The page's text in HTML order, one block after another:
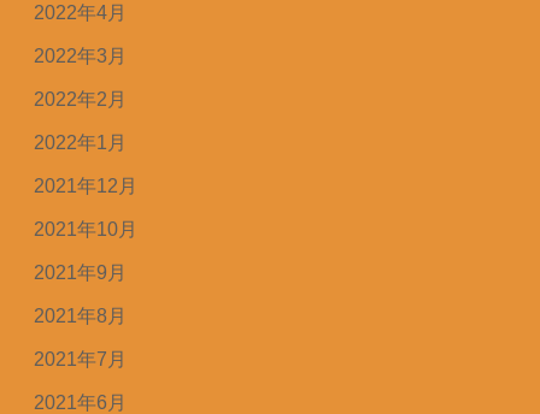
2022年4月
2022年3月
2022年2月
2022年1月
2021年12月
2021年10月
2021年9月
2021年8月
2021年7月
2021年6月